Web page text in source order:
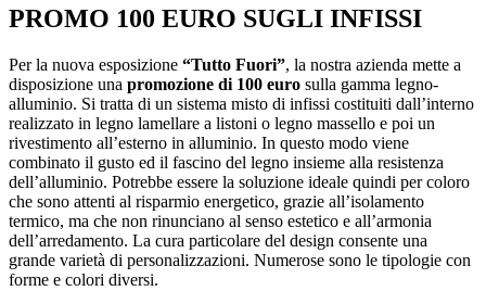
PROMO 100 EURO SUGLI INFISSI
Per la nuova esposizione “Tutto Fuori”, la nostra azienda mette a
disposizione una promozione di 100 euro sulla gamma legno-
alluminio. Si tratta di un sistema misto di infissi costituiti dall’interno
realizzato in legno lamellare a listoni o legno massello e poi un
rivestimento all’esterno in alluminio. In questo modo viene
combinato il gusto ed il fascino del legno insieme alla resistenza
dell’alluminio. Potrebbe essere la soluzione ideale quindi per coloro
che sono attenti al risparmio energetico, grazie all’isolamento
termico, ma che non rinunciano al senso estetico e all’armonia
dell’arredamento. La cura particolare del design consente una
grande varietà di personalizzazioni. Numerose sono le tipologie con
forme e colori diversi.